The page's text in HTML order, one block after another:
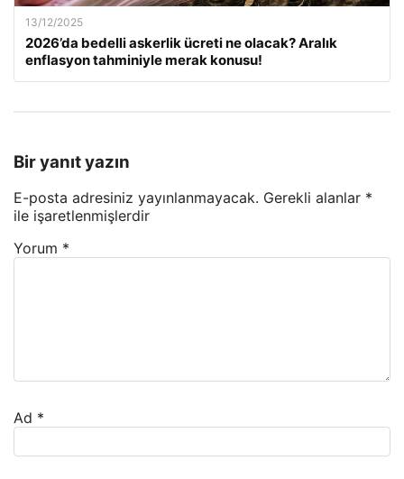
13/12/2025
2026’da bedelli askerlik ücreti ne olacak? Aralık
enflasyon tahminiyle merak konusu!
Bir yanıt yazın
E-posta adresiniz yayınlanmayacak. Gerekli alanlar *
ile işaretlenmişlerdir
Yorum *
Ad *